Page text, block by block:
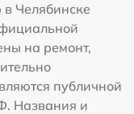
Челябинске
на ремонт,
публичной
Названия и